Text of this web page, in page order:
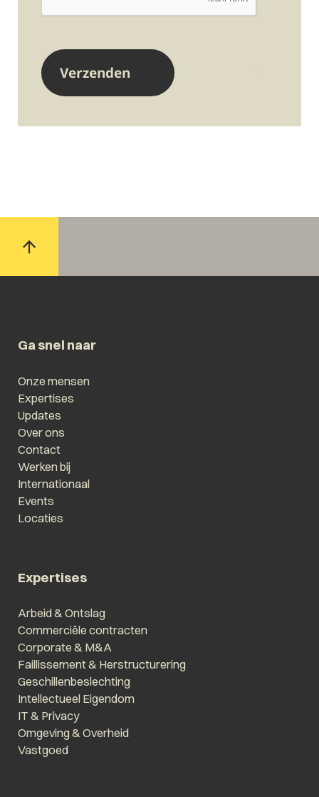
Ga snel naar
Onze mensen
Expertises
Updates
Over ons
Contact
Werken bij
Internationaal
Events
Locaties
Expertises
Arbeid & Ontslag
Commerciële contracten
Corporate & M&A
Faillissement & Herstructurering
Geschillenbeslechting
Intellectueel Eigendom
IT & Privacy
Omgeving & Overheid
Vastgoed